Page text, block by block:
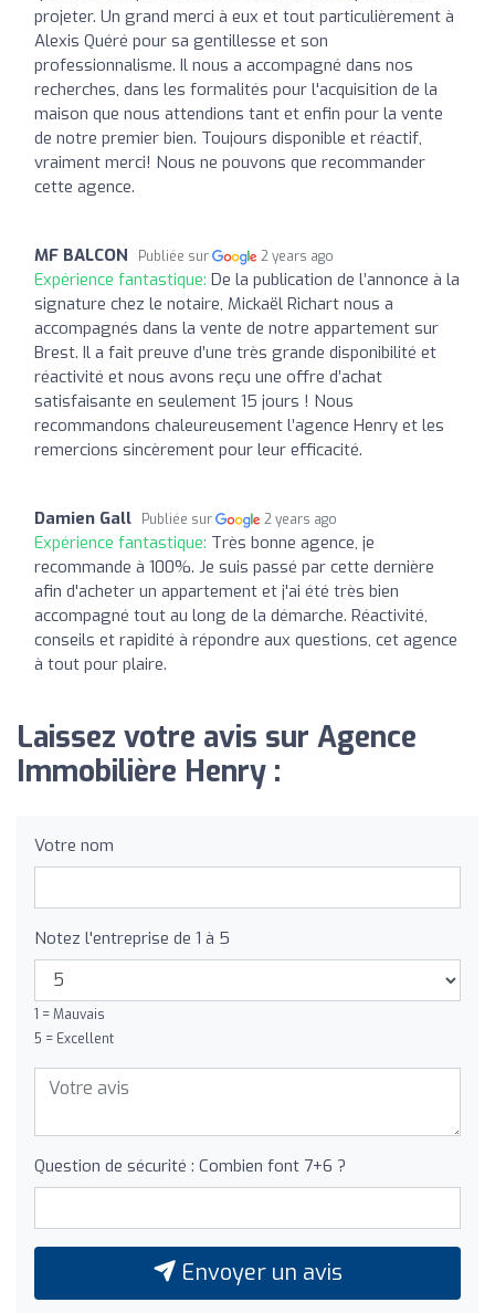
projeter. Un grand merci à eux et tout particulièrement à
Alexis Quéré pour sa gentillesse et son
professionnalisme. Il nous a accompagné dans nos
recherches, dans les formalités pour l'acquisition de la
maison que nous attendions tant et enfin pour la vente
de notre premier bien. Toujours disponible et réactif,
vraiment merci! Nous ne pouvons que recommander
cette agence.
MF BALCON Publiée sur 2 years ago
Expérience fantastique: De la publication de l’annonce à la
signature chez le notaire, Mickaël Richart nous a
accompagnés dans la vente de notre appartement sur
Brest. Il a fait preuve d’une très grande disponibilité et
réactivité et nous avons reçu une offre d’achat
satisfaisante en seulement 15 jours ! Nous
recommandons chaleureusement l’agence Henry et les
remercions sincèrement pour leur efficacité.
Damien Gall Publiée sur 2 years ago
Expérience fantastique: Très bonne agence, je
recommande à 100%. Je suis passé par cette dernière
afin d'acheter un appartement et j'ai été très bien
accompagné tout au long de la démarche. Réactivité,
conseils et rapidité à répondre aux questions, cet agence
à tout pour plaire.
Laissez votre avis sur Agence
Immobilière Henry :
Votre nom
Notez l'entreprise de 1 à 5
1 = Mauvais
5 = Excellent
Question de sécurité : Combien font 7+6 ?
Envoyer un avis